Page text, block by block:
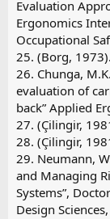
Evaluation
Ergonomics
Occupational
25. (Borg, 1973).
26. Chunga,
evaluation of
back” Applied
27. (Çilingir,
28. (Çilingir,
29. Neumann,
and Managing
Systems”,
Design